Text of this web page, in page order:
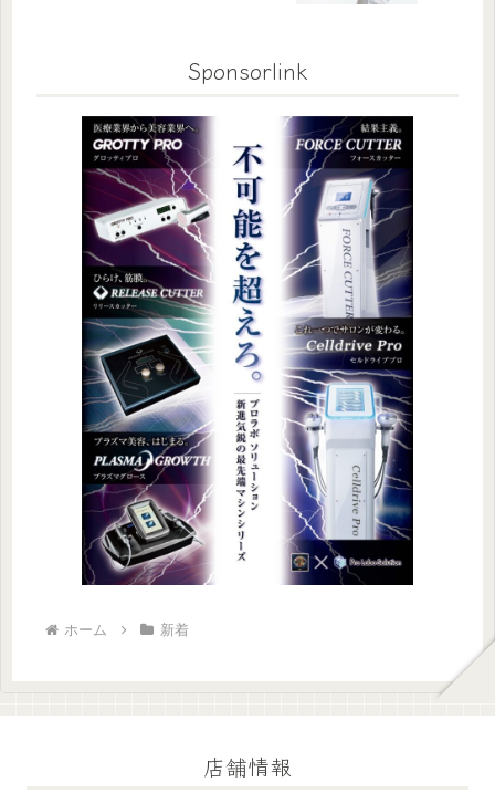
Sponsorlink
ホーム 新着
店舗情報